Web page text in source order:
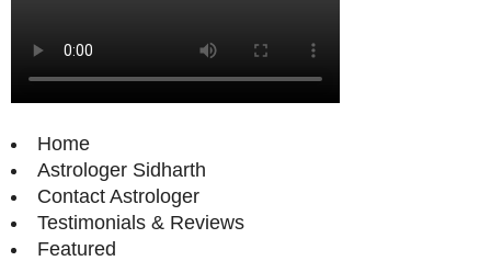
Home
Astrologer Sidharth
Contact Astrologer
Testimonials & Reviews
Featured